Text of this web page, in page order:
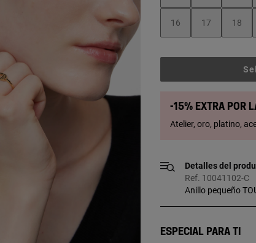
16 17 18
-15% extra por
Atelier, oro, platino,
Detalles del
Ref. 10041102-C
Anillo pequeño
mm. Grosor anillo:
Especial para ti